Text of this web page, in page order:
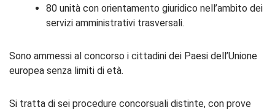
80 unità con orientamento giuridico nell’ambito dei
servizi amministrativi trasversali.
Sono ammessi al concorso i cittadini dei Paesi dell’Unione
europea senza limiti di età.
Si tratta di sei procedure concorsuali distinte, con prove